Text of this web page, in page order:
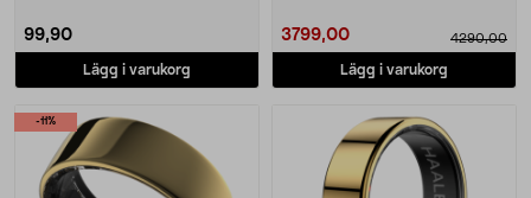
99,90
Lägg i varukorg
3799,00 4290,00
Lägg i varukorg
-11%